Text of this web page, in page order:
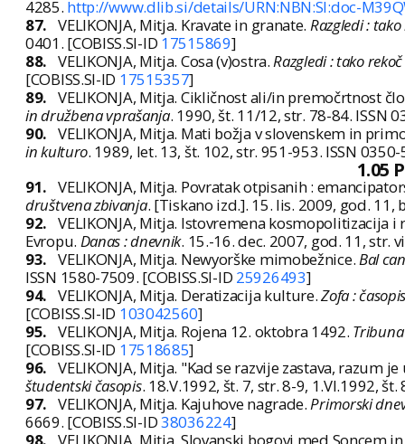
4285. http://www.dlib.si/details/URN:NBN:SI:doc-
87. VELIKONJA, Mitja. Kravate in granate. Razgledi :
0401. [COBISS.SI-ID 17515869]
88. VELIKONJA, Mitja. Cosa (v)ostra.Razgledi : tako
[COBISS.SI-ID 17515357]
89. VELIKONJA, Mitja. Cikličnost ali/in premočrtnost
in družbena vprašanja. 1990, št. 11/12, str. 78-84. ISSN
90. VELIKONJA, Mitja. Mati božja v slovenskem in
in kulturo. 1989, let. 13, št. 102, str. 951-953. ISSN
1.05
91. VELIKONJA, Mitja. Povratak otpisanih :
društvena zbivanja. [Tiskano izd.]. 15. lis. 2009, god. 11,
92. VELIKONJA, Mitja. Istovremena kosmopolitizacija
Evropu. Danas : dnevnik. 15.-16. dec. 2007, god. 11, str.
93. VELIKONJA, Mitja. Newyorške mimobežnice.Bal
ISSN 1580-7509. [COBISS.SI-ID 25926493]
94. VELIKONJA, Mitja. Deratizacija kulture.Zofa :
[COBISS.SI-ID 103042560]
95. VELIKONJA, Mitja. Rojena 12. oktobra 1492.
[COBISS.SI-ID 17518685]
96. VELIKONJA, Mitja. "Kad se razvije zastava,
študentski časopis. 18.V.1992, št. 7, str. 8-9, 1.VI.1992,
97. VELIKONJA, Mitja. Kajuhove nagrade.Primorski
6669. [COBISS.SI-ID38036224]
98. VELIKONJA, Mitja. Slovanski bogovi med Soncem